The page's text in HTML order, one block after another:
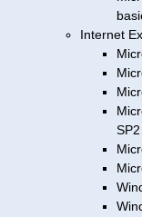
Internet
SP2